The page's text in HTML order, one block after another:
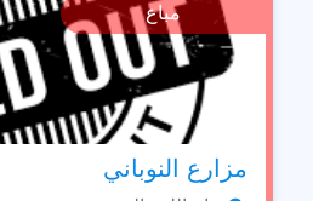
مباع
مزارع النوباني